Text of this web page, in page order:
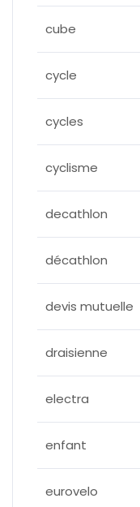
cube
cycle
cycles
cyclisme
decathlon
décathlon
devis mutuelle
draisienne
electra
enfant
eurovelo